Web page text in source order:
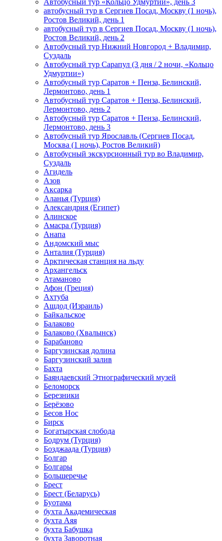
Автобусный тур «Кольцо Удмуртии», день 3
автобусный тур в Сергиев Посад, Москву (1 ночь),
Ростов Великий, день 1
автобусный тур в Сергиев Посад, Москву (1 ночь),
Ростов Великий, день 2
Автобусный тур Нижний Новгород + Владимир,
Суздаль
Автобусный тур Сарапул (3 дня / 2 ночи, «Кольцо
Удмуртии»)
Автобусный тур Саратов + Пенза, Белинский,
Лермонтово, день 1
Автобусный тур Саратов + Пенза, Белинский,
Лермонтово, день 2
Автобусный тур Саратов + Пенза, Белинский,
Лермонтово, день 3
Автобусный тур Ярославль (Сергиев Посад,
Москва (1 ночь), Ростов Великий)
Автобусный экскурсионный тур во Владимир,
Суздаль
Агидель
Азов
Аксарка
Аланья (Турция)
Александрия (Египет)
Алинское
Амасра (Турция)
Анапа
Андомский мыс
Анталия (Турция)
Арктическая станция на льду
Архангельск
Атаманово
Афон (Греция)
Ахтуба
Ашдод (Израиль)
Байкальское
Балаково
Балаково (Хвалынск)
Барабаново
Баргузинская долина
Баргузинский залив
Бахта
Баяндаевский Этнографический музей
Беломорск
Березники
Берёзово
Бесов Нос
Бирск
Богатырская слобода
Бодрум (Турция)
Бозджаада (Турция)
Болгар
Болгары
Большеречье
Брест
Брест (Беларусь)
Буотама
бухта Академическая
бухта Аяя
бухта Бабушка
бухта Заворотная